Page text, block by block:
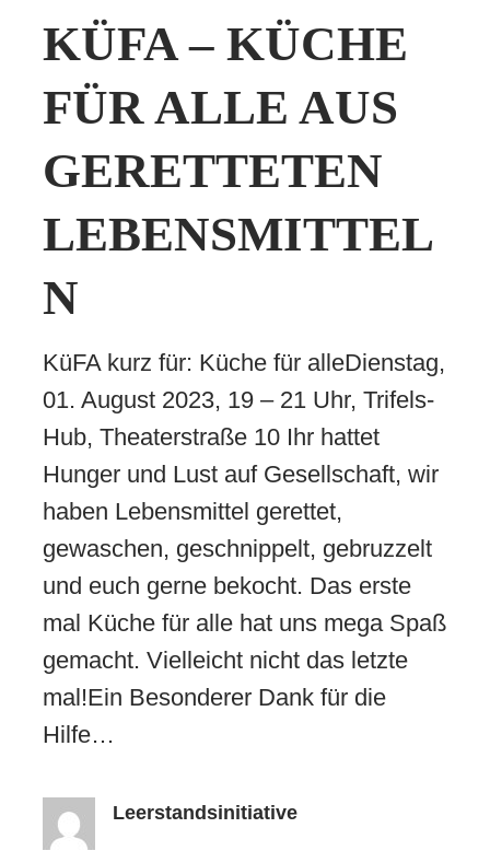
KÜFA – KÜCHE
FÜR ALLE AUS
GERETTETEN
LEBENSMITTEL
N
KüFA kurz für: Küche für alleDienstag,
01. August 2023, 19 – 21 Uhr, Trifels-
Hub, Theaterstraße 10 Ihr hattet
Hunger und Lust auf Gesellschaft, wir
haben Lebensmittel gerettet,
gewaschen, geschnippelt, gebruzzelt
und euch gerne bekocht. Das erste
mal Küche für alle hat uns mega Spaß
gemacht. Vielleicht nicht das letzte
mal!Ein Besonderer Dank für die
Hilfe…
Leerstandsinitiative